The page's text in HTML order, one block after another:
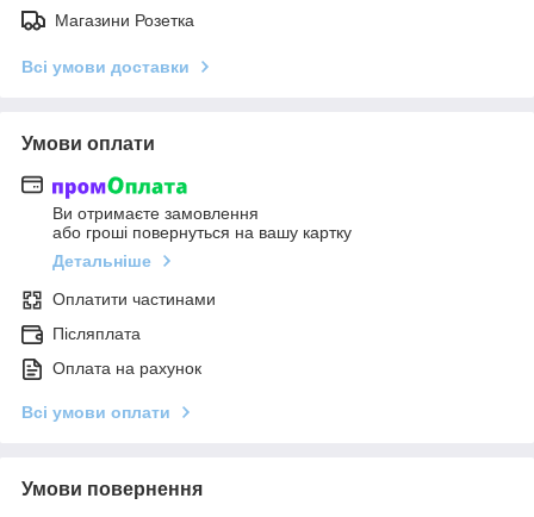
Магазини Розетка
Всі умови доставки
Умови оплати
Ви отримаєте замовлення
або гроші повернуться на вашу картку
Детальніше
Оплатити частинами
Післяплата
Оплата на рахунок
Всі умови оплати
Умови повернення